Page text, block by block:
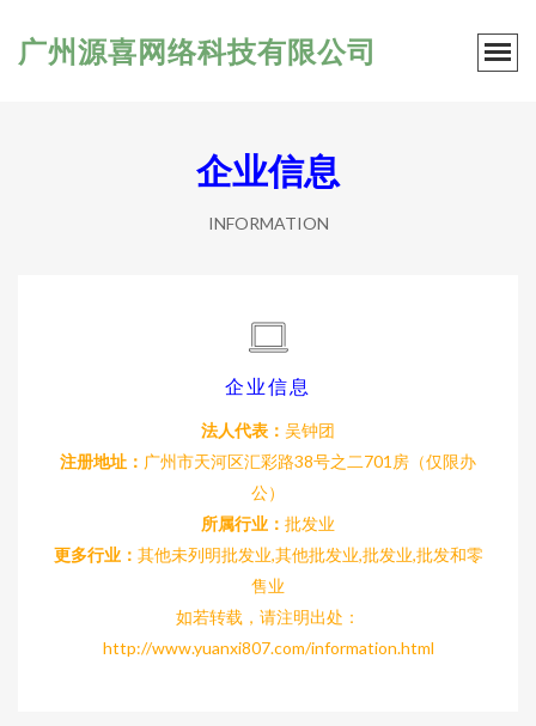
广州源喜网络科技有限公司
企业信息
INFORMATION
企业信息
法人代表： 吴钟团
注册地址： 广州市天河区汇彩路38号之二701房（仅限办
公）
所属行业： 批发业
更多行业： 其他未列明批发业,其他批发业,批发业,批发和零
售业
如若转载，请注明出处：
http://www.yuanxi807.com/information.html